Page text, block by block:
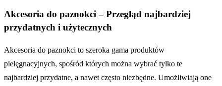
Akcesoria do paznokci – Przegląd najbardziej
przydatnych i użytecznych
Akcesoria do paznokci to szeroka gama produktów
pielęgnacyjnych, spośród których można wybrać tylko te
najbardziej przydatne, a nawet często niezbędne. Umożliwiają one